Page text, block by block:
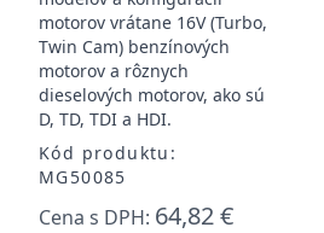
motorov vrátane 16V (Turbo,
Twin Cam) benzínových
motorov a rôznych
dieselových motorov, ako sú
D, TD, TDI a HDI.
Kód produktu:
MG50085
Cena s DPH: 64,82 €